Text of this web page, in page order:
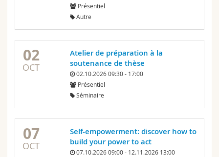
Présentiel
Autre
02
OCT
Atelier de préparation à la
soutenance de thèse
02.10.2026 09:30 - 17:00
Présentiel
Séminaire
07
OCT
Self-empowerment: discover how to
build your power to act
07.10.2026 09:00 - 12.11.2026 13:00